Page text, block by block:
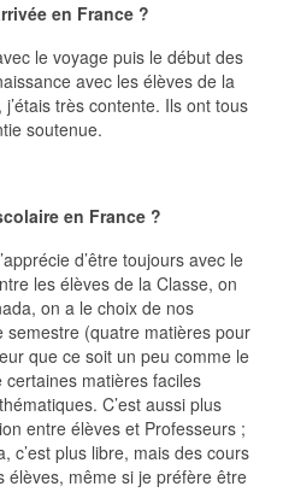
en France ?
le voyage puis le début des
avec les élèves de la
très contente. Ils ont tous
soutenue.
en France ?
d’être toujours avec le
les élèves de la Classe, on
on a le choix de nos
semestre (quatre matières pour
que ce soit un peu comme le
matières faciles
C’est aussi plus
entre élèves et Professeurs ;
c’est plus libre, mais des cours
élèves, même si je préfère être